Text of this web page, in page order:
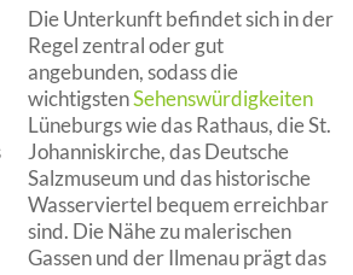
Die Unterkunft befindet sich in der
Regel zentral oder gut
angebunden, sodass die
wichtigstenSehenswürdigkeiten
Lüneburgs wie das Rathaus, die St.
Johanniskirche, das Deutsche
Salzmuseum und das historische
Wasserviertel bequem erreichbar
sind. Die Nähe zu malerischen
Gassen und der Ilmenau prägt das